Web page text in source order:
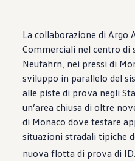
La collaborazione di Argo
Commerciali nel centro di
Neufahrn, nei pressi di
sviluppo in parallelo del
alle piste di prova negli
un’area chiusa di oltre
di Monaco dove testare
situazioni stradali tipiche
nuova flotta di prova di